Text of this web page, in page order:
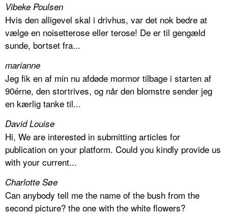
Vibeke Poulsen
Hvis den alligevel skal i drivhus, var det nok bedre at
vælge en noisetterose eller terose! De er til gengæld
sunde, bortset fra...
marianne
Jeg fik en af min nu afdøde mormor tilbage i starten af
90érne, den stortrives, og når den blomstre sender jeg
en kærlig tanke til...
David Louise
Hi, We are interested in submitting articles for
publication on your platform. Could you kindly provide us
with your current...
Charlotte Søe
Can anybody tell me the name of the bush from the
second picture? the one with the white flowers?